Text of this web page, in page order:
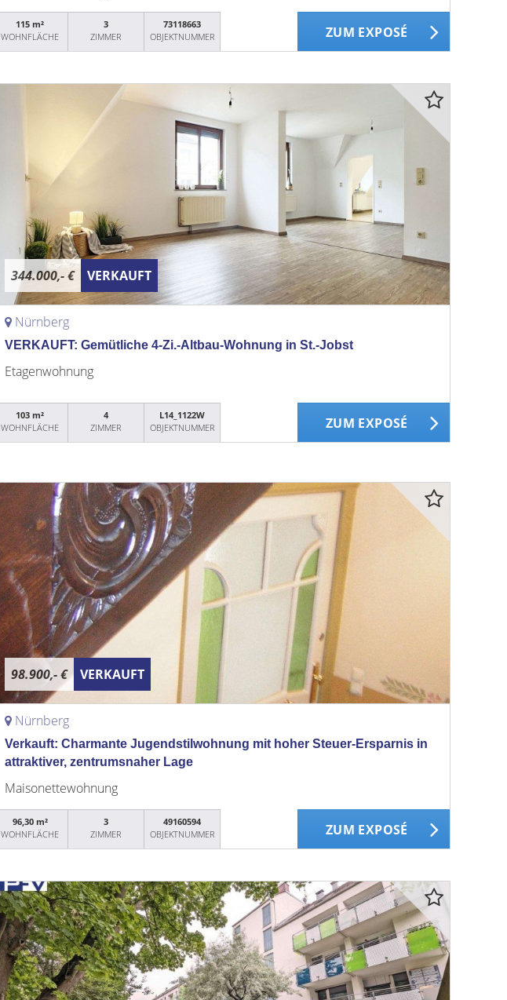
115 m²
WOHNFLÄCHE
3
ZIMMER
73118663
OBJEKTNUMMER
ZUM EXPOSÉ
344.000,- € VERKAUFT
Nürnberg
VERKAUFT: Gemütliche 4-Zi.-Altbau-Wohnung in St.-Jobst
Etagenwohnung
103 m²
WOHNFLÄCHE
4
ZIMMER
L14_1122W
OBJEKTNUMMER
ZUM EXPOSÉ
98.900,- € VERKAUFT
Nürnberg
Verkauft: Charmante Jugendstilwohnung mit hoher Steuer-Ersparnis in
attraktiver, zentrumsnaher Lage
Maisonettewohnung
96,30 m²
WOHNFLÄCHE
3
ZIMMER
49160594
OBJEKTNUMMER
ZUM EXPOSÉ